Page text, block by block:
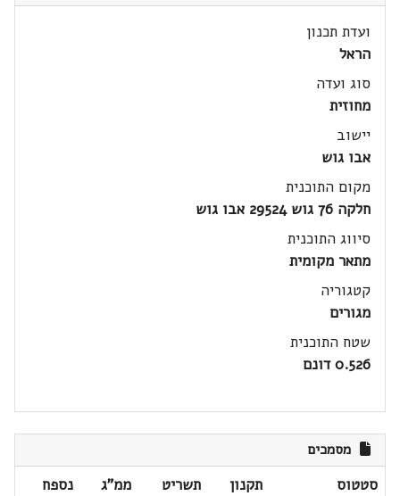
ועדת תכנון
הראל
סוג ועדה
מחוזית
יישוב
אבו גוש
מקום התוכנית
חלקה 76 גוש 29524 אבו גוש
סיווג התוכנית
מתאר מקומית
קטגוריה
מגורים
שטח התוכנית
0.526 דונם
מסמכים
סטטוס תקנון תשריט ממ"ג
נספח